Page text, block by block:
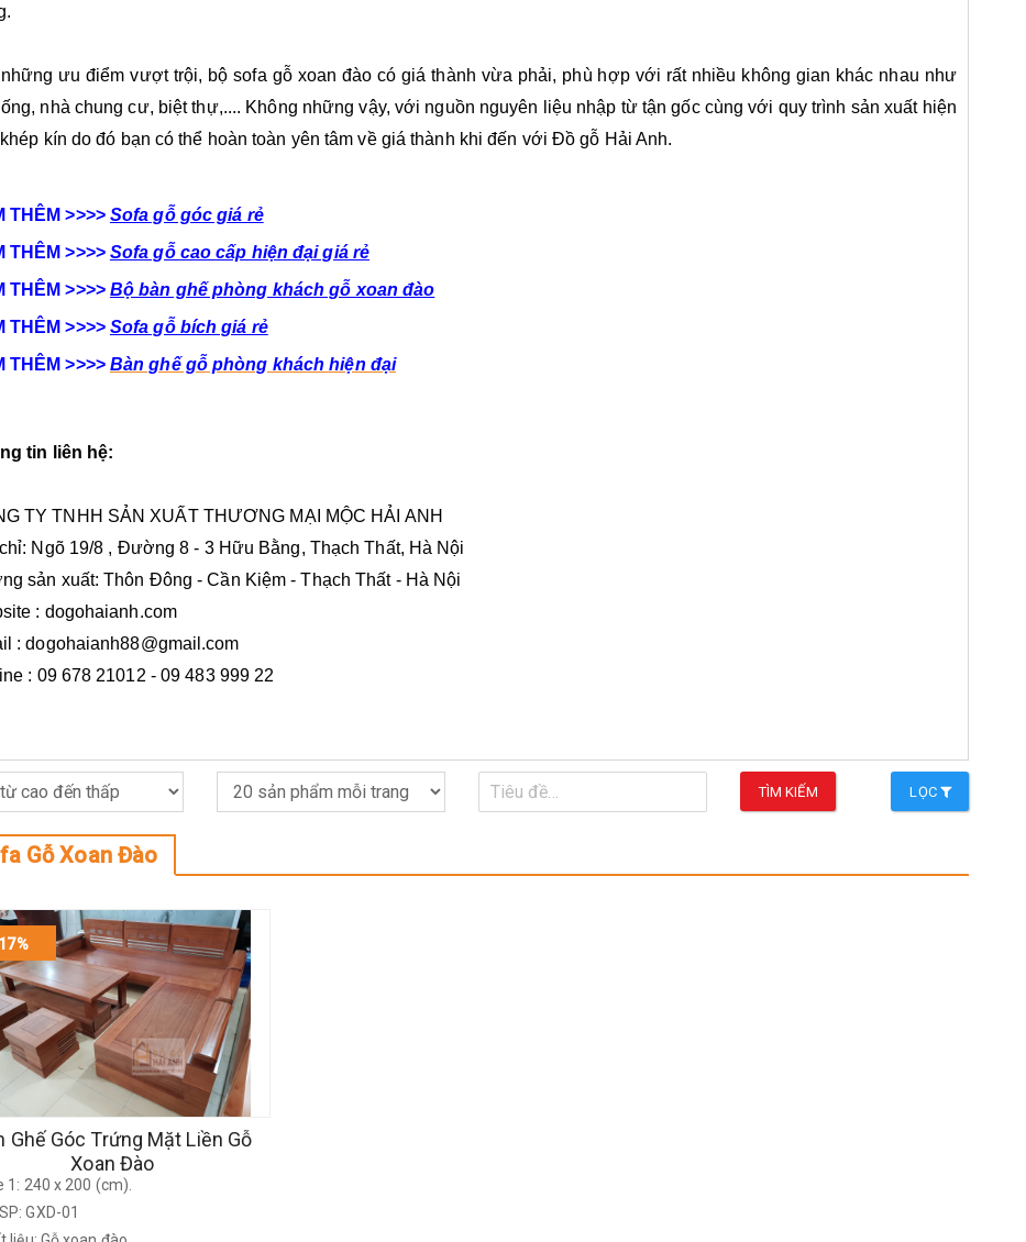
ưu điểm vượt trội, bộ sofa gỗ xoan đào có giá thành vừa phải, phù hợp với rất nhiều không gian khác nhau như
nhà chung cư, biệt thự,.... Không những vậy, với nguồn nguyên liệu nhập từ tận gốc cùng với quy trình sản xuất hiện
kín do đó bạn có thể hoàn toàn yên tâm về giá thành khi đến với Đồ gỗ Hải Anh.
THÊM >>>> Sofa gỗ góc giá rẻ
THÊM >>>> Sofa gỗ cao cấp hiện đại giá rẻ
THÊM >>>> Bộ bàn ghế phòng khách gỗ xoan đào
THÊM >>>> Sofa gỗ bích giá rẻ
THÊM >>>> Bàn ghế gỗ phòng khách hiện đại
tin liên hệ:
TY TNHH SẢN XUẤT THƯƠNG MẠI MỘC HẢI ANH
Ngõ 19/8 , Đường 8 - 3 Hữu Bằng, Thạch Thất, Hà Nội
sản xuất: Thôn Đông - Cần Kiệm - Thạch Thất - Hà Nội
: dogohaianh.com
: dogohaianh88@gmail.com
: 09 678 21012 - 09 483 999 22
TÌM KIẾM LỌC
Gỗ Xoan Đào
17%
Ghế Góc Trứng Mặt Liền Gỗ
Xoan Đào
1: 240 x 200 (cm).
GXD-01